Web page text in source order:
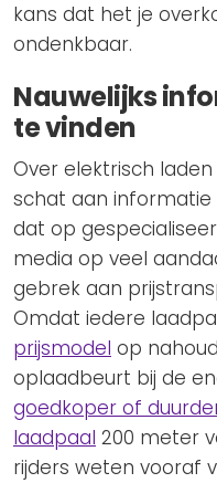
kans dat het je
ondenkbaar.
Nauwelijks
te vinden
Over elektrisch
schat aan informatie
dat op
media op veel
gebrek aan
Omdat iedere
prijsmodel op
oplaadbeurt bij de
goedkoper of
laadpaal 200 meter
rijders weten vooraf